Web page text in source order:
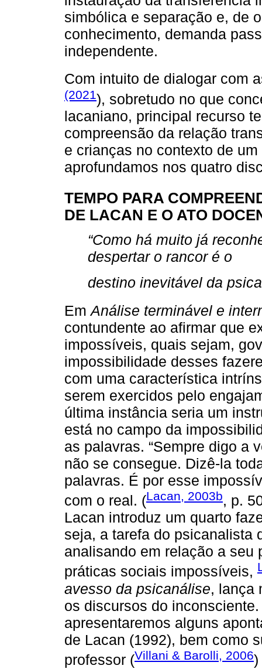
simbólica e separação e, de
conhecimento, demanda
independente.
Com intuito de dialogar com
(2021), sobretudo no que
lacaniano, principal recurso
compreensão da relação
e crianças no contexto de
aprofundamos nos quatro
TEMPO PARA
DE LACAN E O ATO
“Como há muito já
despertar o rancor é o
destino inevitável da
EmAnálise terminável e
contundente ao afirmar que
impossíveis, quais sejam,
impossibilidade desses
com uma característica
serem exercidos pelo
última instância seria um
está no campo da
as palavras. “Sempre digo a
não se consegue. Dizê-la
palavras. É por esse
com o real. (Lacan, 2003b, p.
Lacan introduz um quarto
seja, a tarefa do psicanalista
analisando em relação a seu
práticas sociais impossíveis,
avesso da psicanálise, lança
os discursos do
apresentaremos alguns
de Lacan (1992), bem como
professor (Villani & Barolli, 2006)